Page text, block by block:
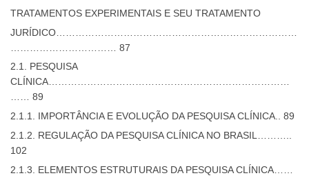
TRATAMENTOS EXPERIMENTAIS E SEU TRATAMENTO
JURÍDICO…………………………………………………………………
…………………………… 87
2.1. PESQUISA
CLÍNICA…………………………………………………………………
…… 89
2.1.1. IMPORTÂNCIA E EVOLUÇÃO DA PESQUISA CLÍNICA.. 89
2.1.2. REGULAÇÃO DA PESQUISA CLÍNICA NO BRASIL………..
102
2.1.3. ELEMENTOS ESTRUTURAIS DA PESQUISA CLÍNICA……